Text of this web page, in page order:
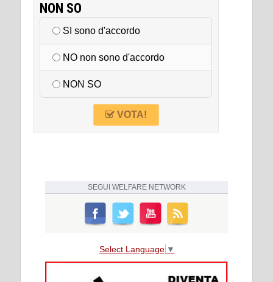
NON SO
SI sono d'accordo
NO non sono d'accordo
NON SO
VOTA!
SEGUI WELFARE NETWORK
Select Language ▼